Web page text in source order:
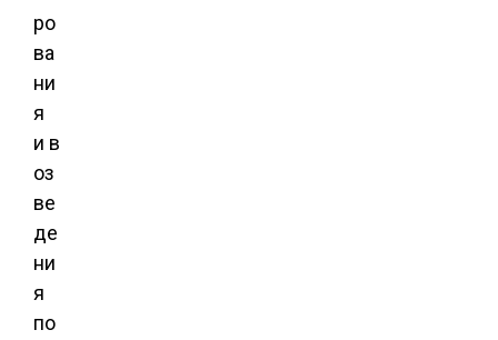
ро
ва
ни
я
и в
оз
ве
де
ни
я
по